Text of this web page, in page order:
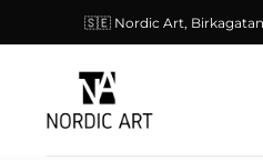
to
🇸🇪 Nordic Art, Birkagatan